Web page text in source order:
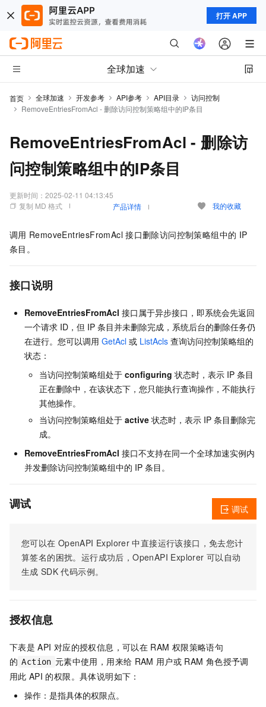
打开 APP
全球加速
首页 全球加速 开发参考 API参考 API目录
访问控制
RemoveEntriesFromAcl - 删除访问控制策略组中的IP条目
RemoveEntriesFromAcl - 删除访
问控制策略组中的IP条目
更新时间： 2025-02-11 04:13:45
复制 MD 格式
产品详情 我的收藏
调用 RemoveEntriesFromAcl 接口删除访问控制策略组中的 IP
条目。
接口说明
RemoveEntriesFromAcl 接口属于异步接口，即系统会先返回
一个请求 ID，但 IP 条目并未删除完成，系统后台的删除任务仍
在进行。您可以调用 GetAcl 或 ListAcls 查询访问控制策略组的
状态：
当访问控制策略组处于 configuring 状态时，表示 IP 条目
正在删除中，在该状态下，您只能执行查询操作，不能执行
其他操作。
当访问控制策略组处于 active 状态时，表示 IP 条目删除完
成。
RemoveEntriesFromAcl 接口不支持在同一个全球加速实例内
并发删除访问控制策略组中的 IP 条目。
调试
您可以在 OpenAPI Explorer 中直接运行该接口，免去您计
算签名的困扰。运行成功后，OpenAPI Explorer 可以自动
生成 SDK 代码示例。
调试
授权信息
下表是 API 对应的授权信息，可以在 RAM 权限策略语句
的 Action 元素中使用，用来给 RAM 用户或 RAM 角色授予调
用此 API 的权限。具体说明如下：
操作：是指具体的权限点。